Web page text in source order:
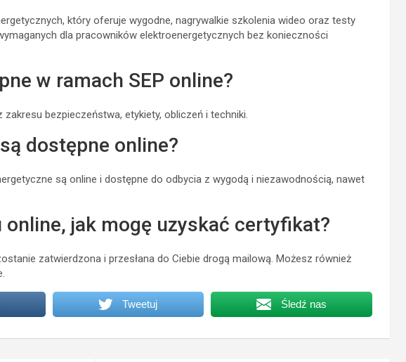
który oferuje wygodne, nagrywalkie szkolenia wideo oraz testy
dla pracowników elektroenergetycznych bez konieczności
w ramach SEP online?
bezpieczeństwa, etykiety, obliczeń i techniki.
dostępne online?
są online i dostępne do odbycia z wygodą i niezawodnością, nawet
jak mogę uzyskać certyfikat?
zatwierdzona i przesłana do Ciebie drogą mailową. Możesz również
Tweetuj Śledź nas